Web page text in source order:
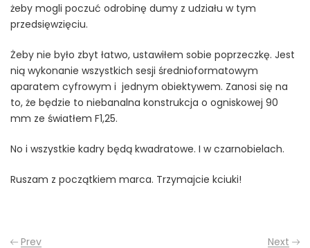
żeby mogli poczuć odrobinę dumy z udziału w tym
przedsięwzięciu.
Żeby nie było zbyt łatwo, ustawiłem sobie poprzeczkę. Jest
nią wykonanie wszystkich sesji średnioformatowym
aparatem cyfrowym i jednym obiektywem. Zanosi się na
to, że będzie to niebanalna konstrukcja o ogniskowej 90
mm ze światłem F1,25.
No i wszystkie kadry będą kwadratowe. I w czarnobielach.
Ruszam z początkiem marca. Trzymajcie kciuki!
Prev Next